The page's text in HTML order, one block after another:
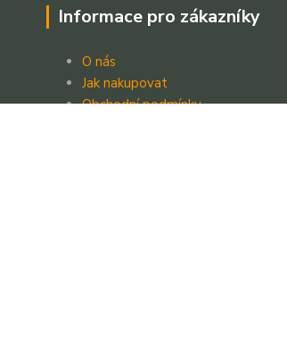
Informace pro zákazníky
O nás
Jak nakupovat
Obchodní podmínky